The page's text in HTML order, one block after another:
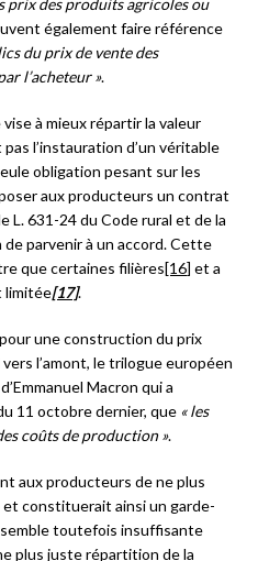
également faire référence
du prix de vente des
l’acheteur ».
à mieux répartir la valeur
l’instauration d’un véritable
obligation pesant sur les
aux producteurs un contrat
L. 631-24 du Code rural et de la
parvenir à un accord. Cette
que certaines filières[16] et a
limitée[17].
une construction du prix
l’amont, le trilogue européen
Macron qui a
11 octobre dernier, que « les
coûts de production ».
aux producteurs de ne plus
constituerait ainsi un garde-
toutefois insuffisante
plus juste répartition de la